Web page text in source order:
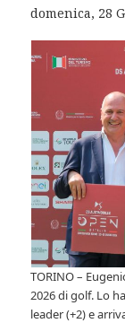
domenica, 28
TORINO –
2026 di golf. Lo
leader (+2) e